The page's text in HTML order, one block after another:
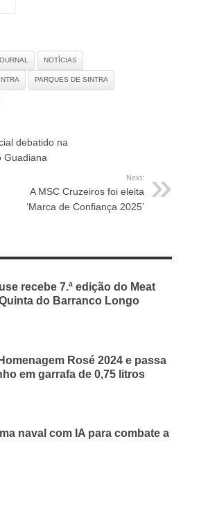
NOTÍCIAS
PARQUES DE SINTRA
debatido na
Guadiana
Next:
A MSC Cruzeiros foi eleita
‘Marca de Confiança 2025’
recebe 7.ª edição do Meat
do Barranco Longo
Rosé 2024 e passa
em garrafa de 0,75 litros
naval com IA para combate a